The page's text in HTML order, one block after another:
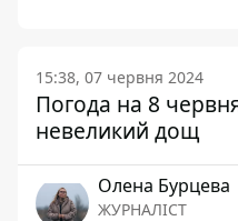
15:38, 07 червня 2024
Погода на 8
невеликий дощ
Олена Бурцева
ЖУРНАЛІСТ